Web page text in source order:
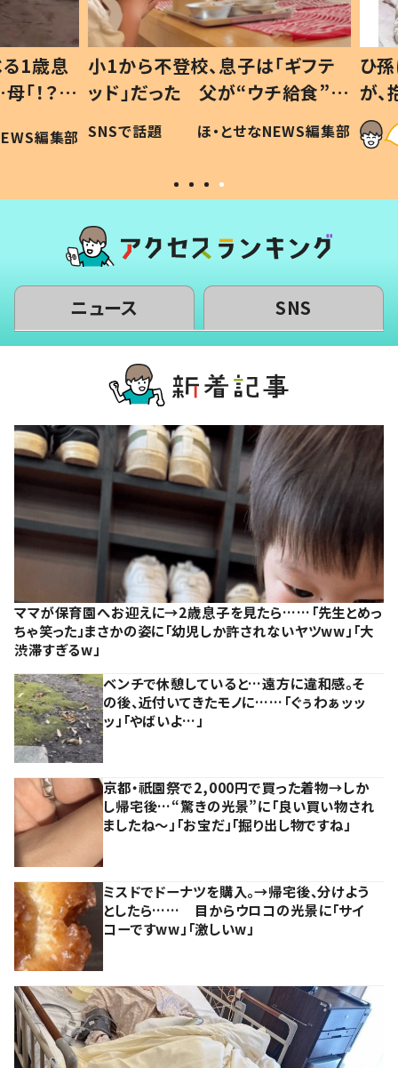
歳息
？」
編集部
小1から不登校、息子は「ギフテ
ッド」だった 父が“ウチ給食”を
作り続ける理由とは #令和の親
#令和の子
SNSで話題 ほ・とせなNEWS編集部
ひ孫
が、抱
「涙が
い」
ニュース SNS
ママが保育園へお迎えに→2歳息子を見たら……「先生とめっ
ちゃ笑った」まさかの姿に「幼児しか許されないヤツww」「大
渋滞すぎるw」
ベンチで休憩していると…遠方に違和感。そ
の後、近付いてきたモノに……「ぐぅわぁッッ
ッ」「やばいよ…」
京都・祇園祭で2,000円で買った着物→しか
し帰宅後…“驚きの光景”に「良い買い物され
ましたね～」「お宝だ」「掘り出し物ですね」
ミスドでドーナツを購入。→帰宅後、分けよう
としたら…… 目からウロコの光景に「サイ
コーですww」「激しいw」